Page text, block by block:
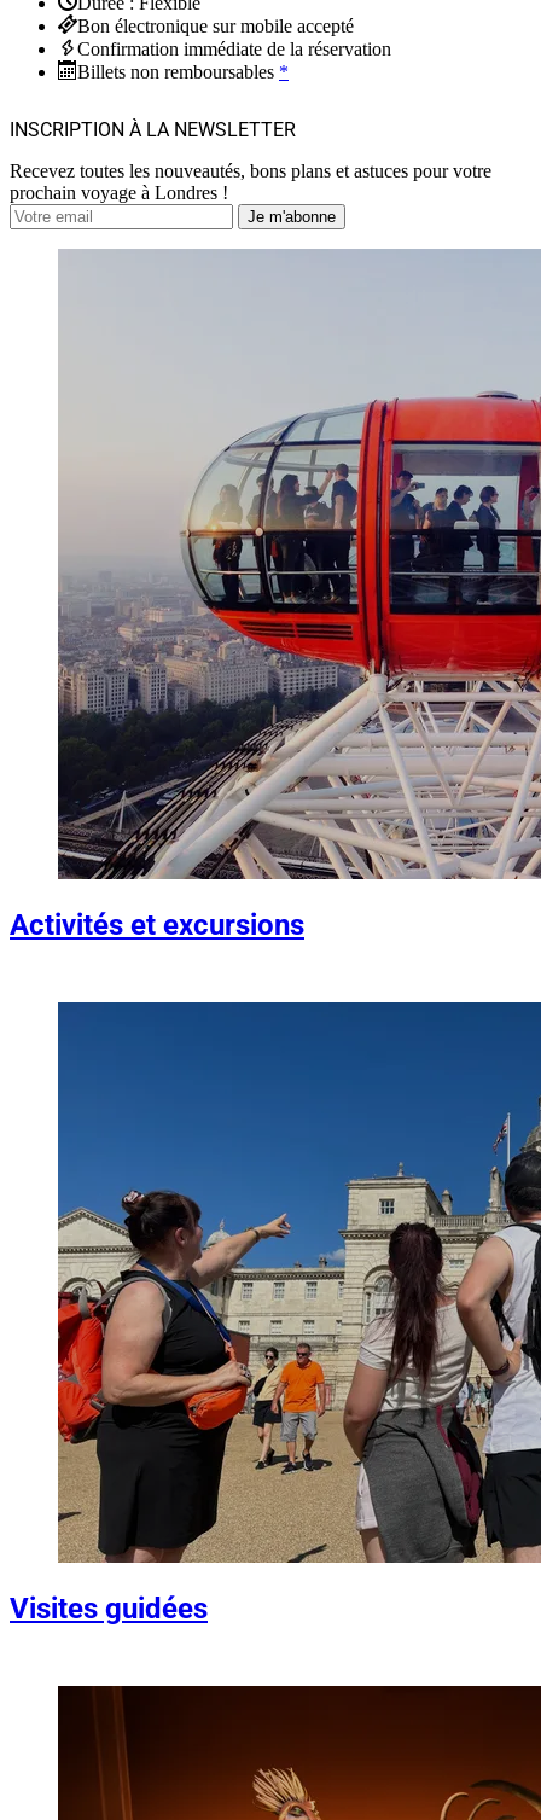
Bon électronique sur mobile accepté
Confirmation immédiate de la réservation
Billets non remboursables *
INSCRIPTION À LA NEWSLETTER
Recevez toutes les nouveautés, bons plans et astuces pour votre
prochain voyage à Londres !
Je m'abonne
Activités et excursions
Visites guidées